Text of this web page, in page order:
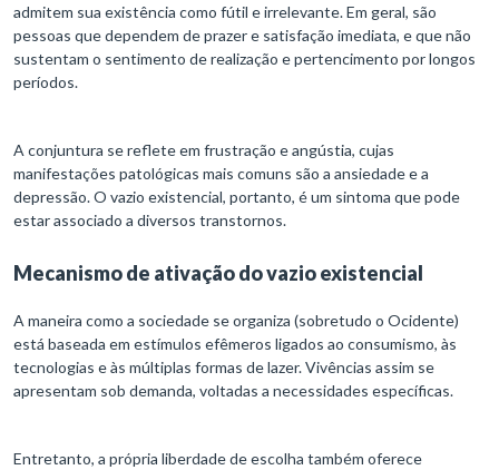
admitem sua existência como fútil e irrelevante. Em geral, são
pessoas que dependem de prazer e satisfação imediata, e que não
sustentam o sentimento de realização e pertencimento por longos
períodos.
A conjuntura se reflete em frustração e angústia, cujas
manifestações patológicas mais comuns são a ansiedade e a
depressão. O vazio existencial, portanto, é um sintoma que pode
estar associado a diversos transtornos.
Mecanismo de ativação do vazio existencial
A maneira como a sociedade se organiza (sobretudo o Ocidente)
está baseada em estímulos efêmeros ligados ao consumismo, às
tecnologias e às múltiplas formas de lazer. Vivências assim se
apresentam sob demanda, voltadas a necessidades específicas.
Entretanto, a própria liberdade de escolha também oferece